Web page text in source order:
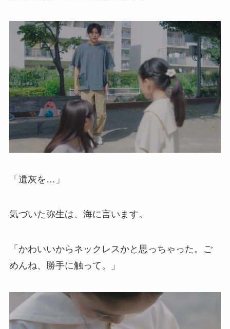
「遺灰を…」
気づいた弥生は、海に言います。
「かわいいからネックレスかと思っちゃった。ご
めんね、勝手に触って。」